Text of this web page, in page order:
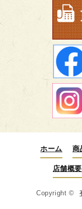
ホーム 商
店舗概
Copyright ©